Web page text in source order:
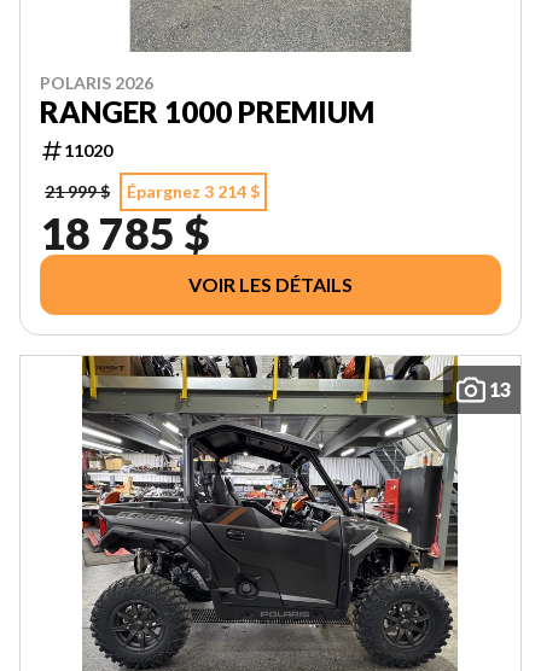
POLARIS 2026
RANGER 1000 PREMIUM
11020
21 999 $
Épargnez 3 214 $
18 785 $
VOIR LES DÉTAILS
13